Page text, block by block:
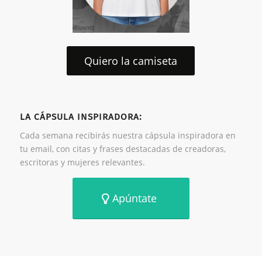
Quiero la camiseta
LA CÁPSULA INSPIRADORA:
Cada semana recibirás nuestra cápsula inspiradora en
tu email, con citas y frases destacadas de creadoras,
escritoras y mujeres relevantes.
Apúntate